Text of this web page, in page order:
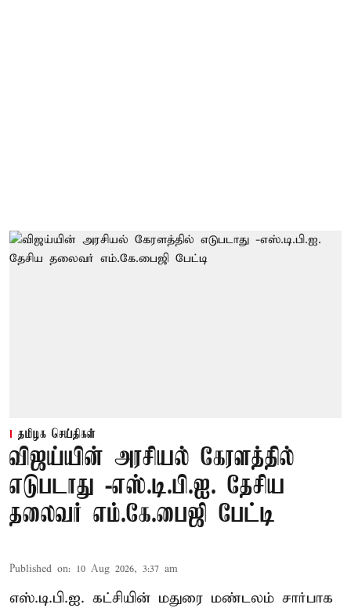
தமிழக செய்திகள்
விஜய்யின் அரசியல் கேரளத்தில்
எடுபடாது -எஸ்.டி.பி.ஐ. தேசிய
தலைவர் எம்.கே.பைஜி பேட்டி
Published on: 10 Aug 2026, 3:37 am
எஸ்.டி.பி.ஐ. கட்சியின் மதுரை மண்டலம் சார்பாக